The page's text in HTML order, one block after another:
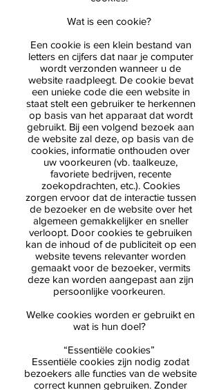
Wat is een cookie?
Een cookie is een klein bestand van
letters en cijfers dat naar je computer
wordt verzonden wanneer u de
website raadpleegt. De cookie bevat
een unieke code die een website in
staat stelt een gebruiker te herkennen
op basis van het apparaat dat wordt
gebruikt. Bij een volgend bezoek aan
de website zal deze, op basis van de
cookies, informatie onthouden over
uw voorkeuren (vb. taalkeuze,
favoriete bedrijven, recente
zoekopdrachten, etc.). Cookies
zorgen ervoor dat de interactie tussen
de bezoeker en de website over het
algemeen gemakkelijker en sneller
verloopt. Door cookies te gebruiken
kan de inhoud of de publiciteit op een
website tevens relevanter worden
gemaakt voor de bezoeker, vermits
deze kan worden aangepast aan zijn
persoonlijke voorkeuren.
Welke cookies worden er gebruikt en
wat is hun doel?
“Essentiële cookies”
Essentiële cookies zijn nodig zodat
bezoekers alle functies van de website
correct kunnen gebruiken. Zonder